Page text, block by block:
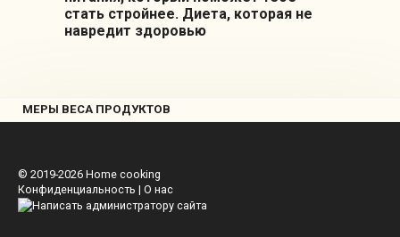
стать стройнее. Диета, которая не
навредит здоровью
МЕРЫ ВЕСА ПРОДУКТОВ
© 2019-2026 Home cooking
Конфиденциальность | О нас